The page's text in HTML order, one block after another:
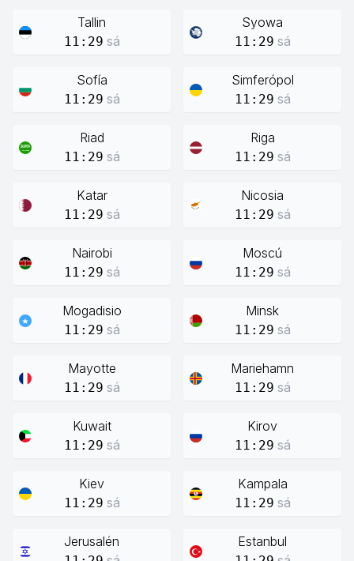
Tallin
11:29 sá
Syowa
11:29 sá
Sofía
11:29 sá
Simferópol
11:29 sá
Riad
11:29 sá
Riga
11:29 sá
Katar
11:29 sá
Nicosia
11:29 sá
Nairobi
11:29 sá
Moscú
11:29 sá
Mogadisio
11:29 sá
Minsk
11:29 sá
Mayotte
11:29 sá
Mariehamn
11:29 sá
Kuwait
11:29 sá
Kirov
11:29 sá
Kiev
11:29 sá
Kampala
11:29 sá
Jerusalén Estanbul